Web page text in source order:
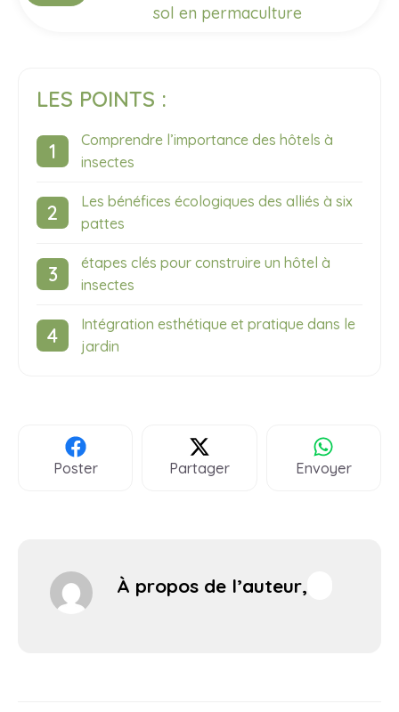
sol en permaculture
LES POINTS :
Comprendre l’importance des hôtels à
insectes
Les bénéfices écologiques des alliés à six
pattes
étapes clés pour construire un hôtel à
insectes
Intégration esthétique et pratique dans le
jardin
Poster Partager Envoyer
À propos de l’auteur,